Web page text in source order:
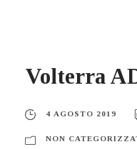
Volterra
4 AGOSTO 2019
NON